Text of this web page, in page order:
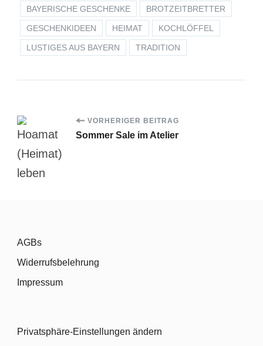
BAYERISCHE GESCHENKE BROTZEITBRETTER
GESCHENKIDEEN HEIMAT KOCHLÖFFEL
LUSTIGES AUS BAYERN TRADITION
Beitragsnavigation
VORHERIGER BEITRAG
Sommer Sale im Atelier
AGBs
Widerrufsbelehrung
Impressum
Privatsphäre-Einstellungen ändern